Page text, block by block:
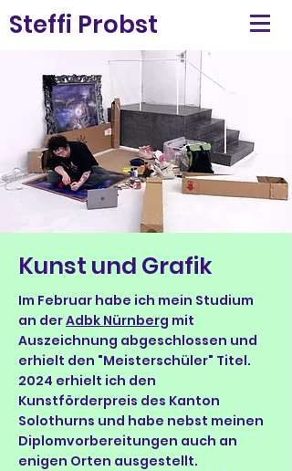
Steffi Probst
Kunst und Grafik
Im Februar habe ich mein Studium
an derAdbk Nürnberg mit
Auszeichnung abgeschlossen und
erhielt den "Meisterschüler" Titel.
2024 erhielt ich den
Kunstförderpreis des Kanton
Solothurns und habe nebst meinen
Diplomvorbereitungen auch an
enigen Orten ausgestellt.